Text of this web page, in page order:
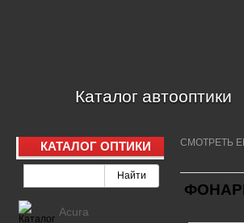
Каталог автооптики
СМОТРЕТЬ
КАТАЛОГ ОПТИКИ
Acura